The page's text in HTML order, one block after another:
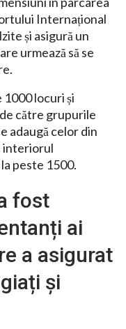
Internațional
și asigură un
urmează să se
locuri și
către grupurile
adaugă celor din
interiorul
peste 1500.
fost
ai
a asigurat
și